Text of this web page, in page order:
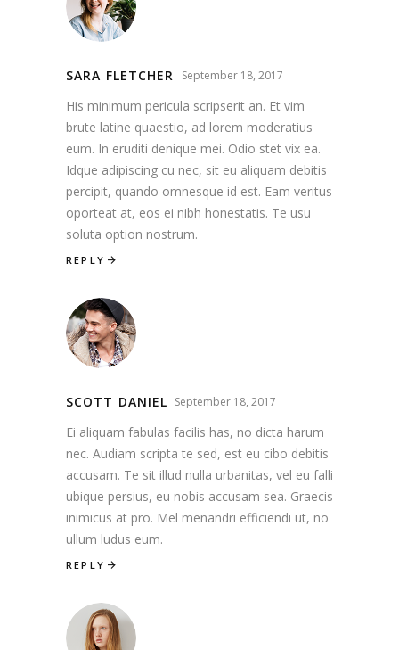
SARA FLETCHER September 18, 2017
His minimum pericula scripserit an. Et vim
brute latine quaestio, ad lorem moderatius
eum. In eruditi denique mei. Odio stet vix ea.
Idque adipiscing cu nec, sit eu aliquam debitis
percipit, quando omnesque id est. Eam veritus
oporteat at, eos ei nibh honestatis. Te usu
soluta option nostrum.
REPLY
SCOTT DANIEL September 18, 2017
Ei aliquam fabulas facilis has, no dicta harum
nec. Audiam scripta te sed, est eu cibo debitis
accusam. Te sit illud nulla urbanitas, vel eu falli
ubique persius, eu nobis accusam sea. Graecis
inimicus at pro. Mel menandri efficiendi ut, no
ullum ludus eum.
REPLY